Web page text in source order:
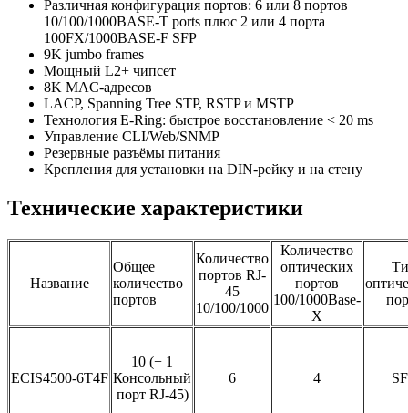
Различная конфигурация портов: 6 или 8 портов
10/100/1000BASE-T ports плюс 2 или 4 порта
100FX/1000BASE-F SFP
9K jumbo frames
Мощный L2+ чипсет
8K MAC-адресов
LACP, Spanning Tree STP, RSTP и MSTP
Технология E-Ring: быстрое восстановление < 20 ms
Управление CLI/Web/SNMP
Резервные разъёмы питания
Крепления для установки на DIN-рейку и на стену
Технические характеристики
Название
Общее
количество
портов
Количество
портов RJ-
45
10/100/1000
Количество
оптических
портов
100/1000Base-
X
ECIS4500-6T4F
10 (+ 1
Консольный
порт RJ-45)
6 4